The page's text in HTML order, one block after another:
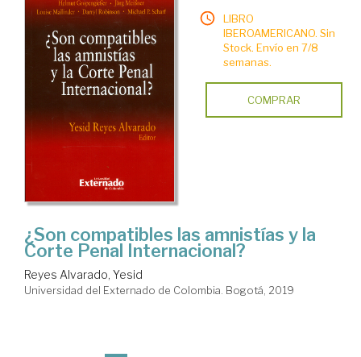
LIBRO
IBEROAMERICANO. Sin
Stock. Envío en 7/8
semanas.
COMPRAR
¿Son compatibles las amnistías y la
Corte Penal Internacional?
Reyes Alvarado, Yesid
Universidad del Externado de Colombia. Bogotá, 2019